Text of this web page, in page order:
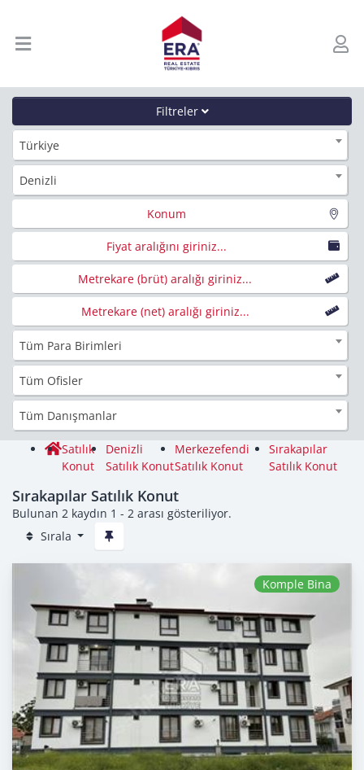
Filtreler
Türkiye
Denizli
Konum
Fiyat aralığını giriniz...
Metrekare (brüt) aralığı giriniz...
Metrekare (net) aralığı giriniz...
Tüm Para Birimleri
Tüm Ofisler
Tüm Danışmanlar
Satılık
Konut
Denizli
Satılık Konut
Merkezefendi
Satılık Konut
Sırakapılar
Satılık Konut
Sırakapılar Satılık Konut
Bulunan 2 kaydın 1 - 2 arası gösteriliyor.
Sırala
Komple Bina